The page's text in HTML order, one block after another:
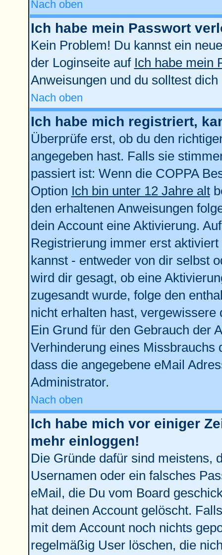
Nach oben
Ich habe mein Passwort
Kein Problem! Du kannst ein
der Loginseite auf Ich habe mein
Anweisungen und du solltest
Nach oben
Ich habe mich registriert,
Überprüfe erst, ob du den
angegeben hast. Falls sie
passiert ist: Wenn die COPPA
Option Ich bin unter 12 Jahre alt
den erhaltenen Anweisungen
dein Account eine Aktivierung.
Registrierung immer erst
kannst - entweder von dir selbst
wird dir gesagt, ob eine
zugesandt wurde, folge den
nicht erhalten hast,
Ein Grund für den Gebrauch der
Verhinderung eines
dass die angegebene eMail
Administrator.
Nach oben
Ich habe mich vor einiger
mehr einloggen!
Die Gründe dafür sind meistens,
Usernamen oder ein falsches
eMail, die Du vom Board
hat deinen Account gelöscht.
mit dem Account noch nichts
regelmäßig User löschen, die